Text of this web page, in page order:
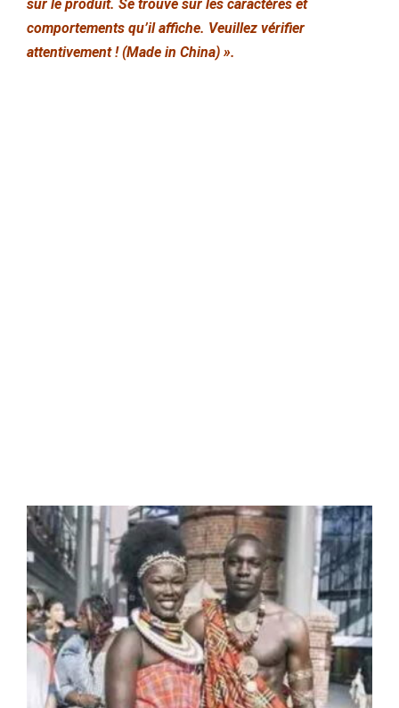
sur le produit. Se trouve sur les caractères et
comportements qu’il affiche. Veuillez vérifier
attentivement ! (Made in China) ».